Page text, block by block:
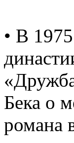
• В
Бека о
романа